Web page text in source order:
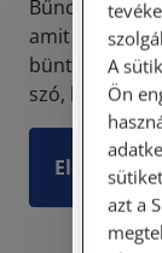
amit csinál,
büntető
szó, hogy a
Elolvasom
történő
30/A.
A
Ön
azt a